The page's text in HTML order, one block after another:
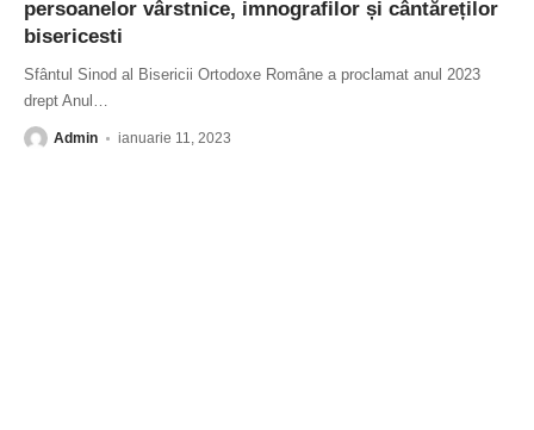
persoanelor vârstnice, imnografilor și cântăreților
bisericesti
Sfântul Sinod al Bisericii Ortodoxe Române a proclamat anul 2023
drept Anul …
Admin ianuarie 11, 2023